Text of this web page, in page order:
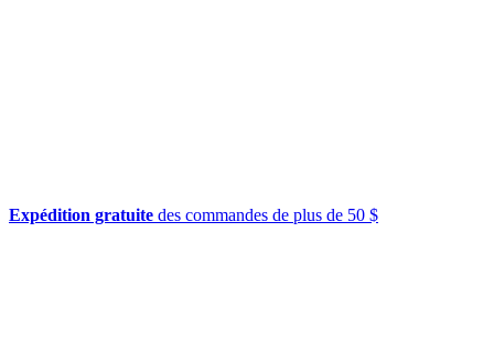
Expédition gratuite des commandes de plus de 50 $